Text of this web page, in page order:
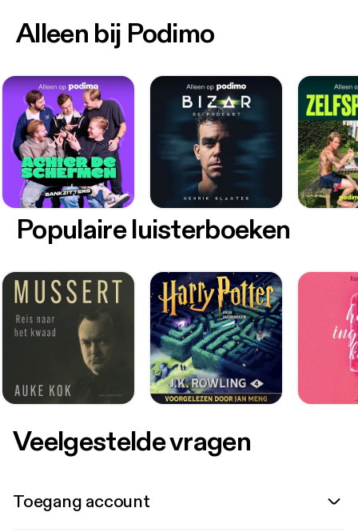
Alleen bij Podimo
Populaire luisterboeken
Veelgestelde vragen
Toegang account